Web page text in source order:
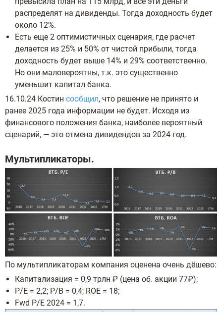
распределят на дивиденды. Тогда доходность будет
около 12%.
Есть еще 2 оптимистичных сценария, где расчет
делается из 25% и 50% от чистой прибыли, тогда
доходность будет выше 14% и 29% соответственно.
Но они маловероятны, т.к. это существенно
уменьшит капитал банка.
16.10.24 Костин сообщил, что решение не принято и
ранее 2025 года информации не будет. Исходя из
финансового положения банка, наиболее вероятный
сценарий, — это отмена дивидендов за 2024 год.
Мультипликаторы.
По мультипликаторам компания оценена очень дёшево:
Капитализация = 0,9 трлн ₽ (цена об. акции 77₽);
P/E = 2,2; P/B = 0,4; ROE = 18;
Fwd P/E 2024 = 1,7.